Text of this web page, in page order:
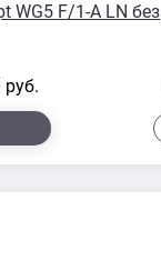
WG5 F/1-A LN без
руб.